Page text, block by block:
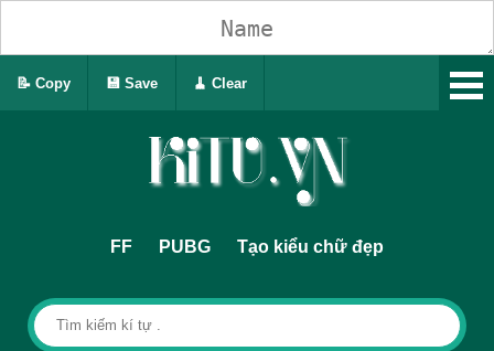
FF PUBG Tạo kiểu chữ đẹp
📝 Copy 💾 Save 🧹 Clear